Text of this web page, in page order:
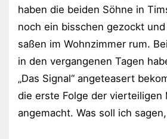
haben die beiden Söhne in
noch ein bisschen gezockt
saßen im Wohnzimmer rum.
in den vergangenen Tagen
„Das Signal“ angeteasert
die erste Folge der vierteiligen
angemacht. Was soll ich